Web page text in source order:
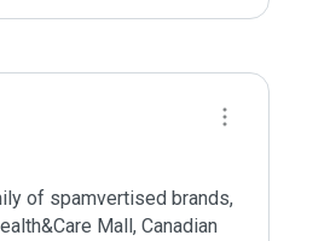
of spamvertised brands,
Mall, Canadian